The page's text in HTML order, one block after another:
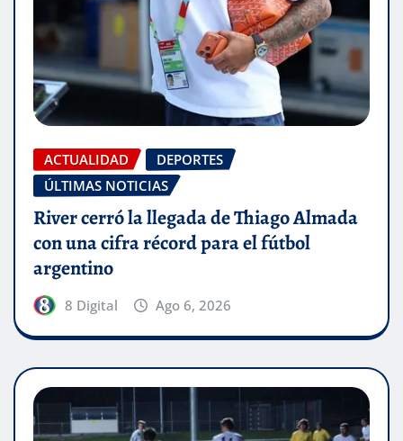
ACTUALIDAD
DEPORTES
ÚLTIMAS NOTICIAS
River cerró la llegada de Thiago Almada
con una cifra récord para el fútbol
argentino
8 Digital Ago 6, 2026